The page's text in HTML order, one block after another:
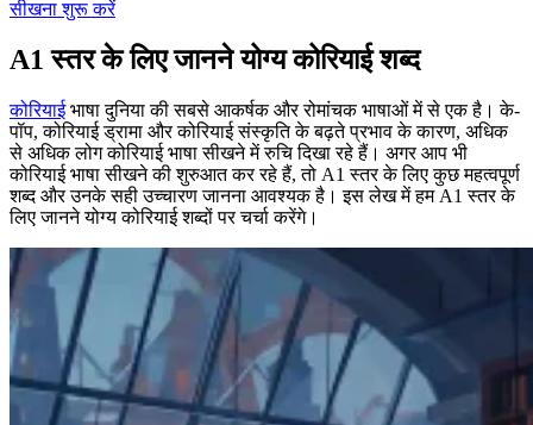
सीखना शुरू करें
A1 स्तर के लिए जानने योग्य कोरियाई शब्द
कोरियाईभाषा दुनिया की सबसे आकर्षक और रोमांचक भाषाओं में से एक है। के-
पॉप, कोरियाई ड्रामा और कोरियाई संस्कृति के बढ़ते प्रभाव के कारण, अधिक
से अधिक लोग कोरियाई भाषा सीखने में रुचि दिखा रहे हैं। अगर आप भी
कोरियाई भाषा सीखने की शुरुआत कर रहे हैं, तो A1 स्तर के लिए कुछ महत्वपूर्ण
शब्द और उनके सही उच्चारण जानना आवश्यक है। इस लेख में हम A1 स्तर के
लिए जानने योग्य कोरियाई शब्दों पर चर्चा करेंगे।